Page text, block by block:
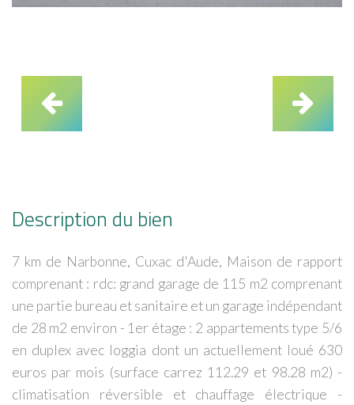
Description du bien
7 km de Narbonne, Cuxac d'Aude, Maison de rapport
comprenant : rdc: grand garage de 115 m2 comprenant
une partie bureau et sanitaire et un garage indépendant
de 28 m2 environ - 1er étage : 2 appartements type 5/6
en duplex avec loggia dont un actuellement loué 630
euros par mois (surface carrez 112.29 et 98.28 m2) -
climatisation réversible et chauffage électrique -